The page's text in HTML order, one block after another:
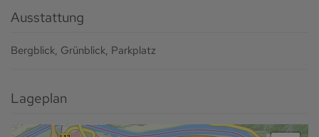
Ausstattung
Bergblick Grünblick Parkplatz
Lageplan